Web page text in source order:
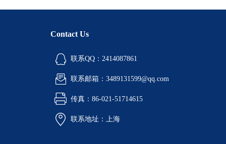
Contact Us
联系QQ：2414087861
联系邮箱：3489131599@qq.com
传真：86-021-51714615
联系地址：上海